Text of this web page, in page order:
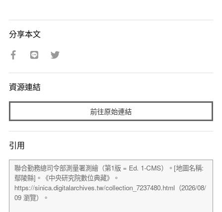
分享本文
資源連結
前往原始連結
引用